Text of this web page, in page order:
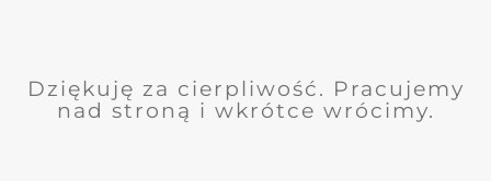
Dziękuję za cierpliwość. Pracujemy
nad stroną i wkrótce wrócimy.